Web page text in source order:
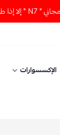
الإكسسوارات